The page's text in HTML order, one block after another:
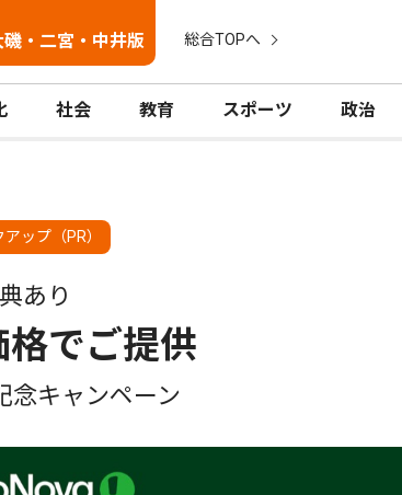
・二宮・中井版 総合TOPへ
社会 教育 スポーツ 政治
アップ（PR）
あり
でご提供
念キャンペーン